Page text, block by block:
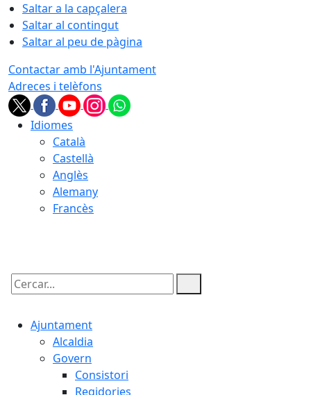
Saltar a la capçalera
Saltar al contingut
Saltar al peu de pàgina
Contactar amb l'Ajuntament
Adreces i telèfons
Idiomes
Català
Castellà
Anglès
Alemany
Francès
Cercar:
Ajuntament
Alcaldia
Govern
Consistori
Regidories